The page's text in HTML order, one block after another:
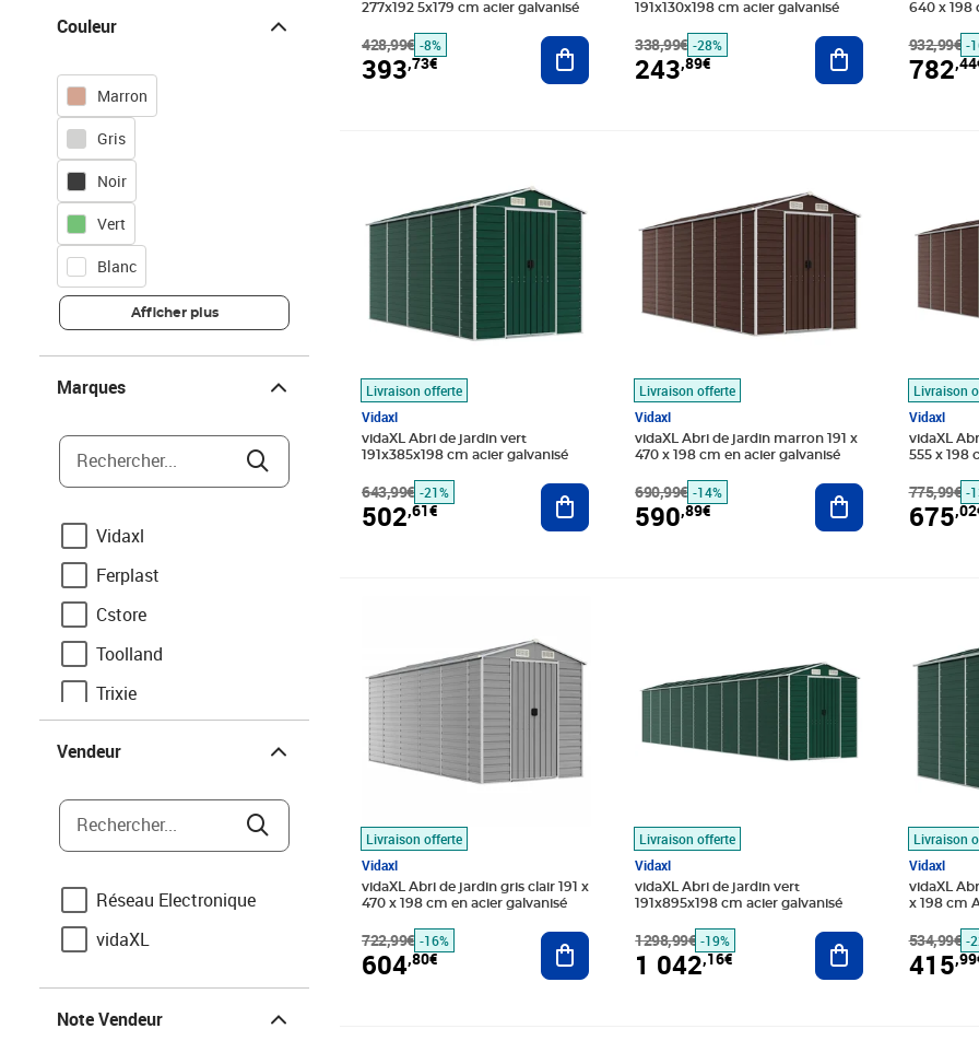
Couleur
Marron
Gris
Noir
Vert
Blanc
Afficher plus
Marques
Rechercher...
Vidaxl
Ferplast
Cstore
Toolland
Trixie
Vendeur
Rechercher...
Réseau Electronique
vidaXL
Note Vendeur
277x192 5x179 cm acier galvanisé
428,99€ -8%
393,73€
Ajouter au panier
191x130x198 cm acier galvanisé
338,99€ -28%
243,89€
Ajouter au panier
640 x 198
932,99€ -
782
Livraison offerte
Vidaxl
vidaXL Abri de jardin vert
191x385x198 cm acier galvanisé
643,99€ -21%
502,61€
Ajouter au panier
Livraison offerte
Vidaxl
vidaXL Abri de jardin marron 191 x
470 x 198 cm en acier galvanisé
690,99€ -14%
590,89€
Ajouter au panier
Livraison
Vidaxl
vidaXL
555 x 198
775,99€ -
675
Livraison offerte
Vidaxl
vidaXL Abri de jardin gris clair 191 x
470 x 198 cm en acier galvanisé
722,99€ -16%
604,80€
Ajouter au panier
Livraison offerte
Vidaxl
vidaXL Abri de jardin vert
191x895x198 cm acier galvanisé
1298,99€ -19%
1 042,16€
Ajouter au panier
Livraison
Vidaxl
vidaXL
x 198 cm
534,99€ -
415